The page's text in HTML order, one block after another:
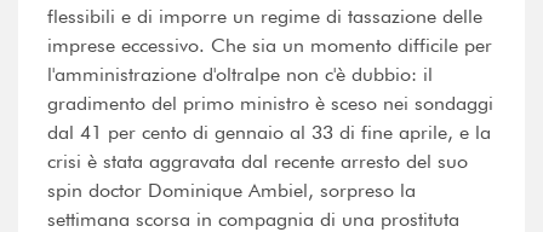
flessibili e di imporre un regime di tassazione delle
imprese eccessivo. Che sia un momento difficile per
l'amministrazione d'oltralpe non c'è dubbio: il
gradimento del primo ministro è sceso nei sondaggi
dal 41 per cento di gennaio al 33 di fine aprile, e la
crisi è stata aggravata dal recente arresto del suo
spin doctor Dominique Ambiel, sorpreso la
settimana scorsa in compagnia di una prostituta